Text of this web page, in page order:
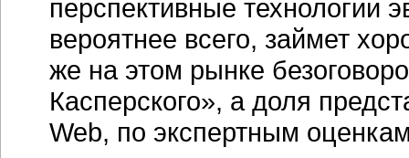
перспективные технологии
вероятнее всего, займет
же на этом рынке
Касперского», а доля
Web, по экспертным